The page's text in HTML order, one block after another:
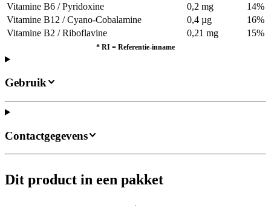
Vitamine B6 / Pyridoxine
0,2 mg
14%
Vitamine B12 / Cyano-Cobalamine
0,4 µg
16%
Vitamine B2 / Riboflavine
0,21 mg 15%
* RI = Referentie-inname
Gebruik
Contactgegevens
Dit product in een pakket